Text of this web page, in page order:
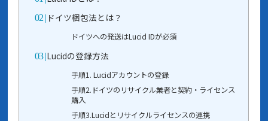
ドイツ梱包法とは？
ドイツへの発送はLucid IDが必須
Lucidの登録方法
手順1. Lucidアカウントの登録
手順2.ドイツのリサイクル業者と契約・ライセンス
購入
手順3.Lucidとリサイクルライセンスの連携